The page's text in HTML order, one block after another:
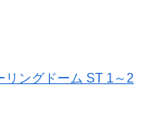
リングドーム ST 1～2